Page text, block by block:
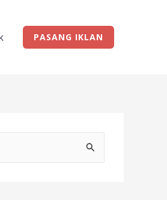
PASANG IKLAN